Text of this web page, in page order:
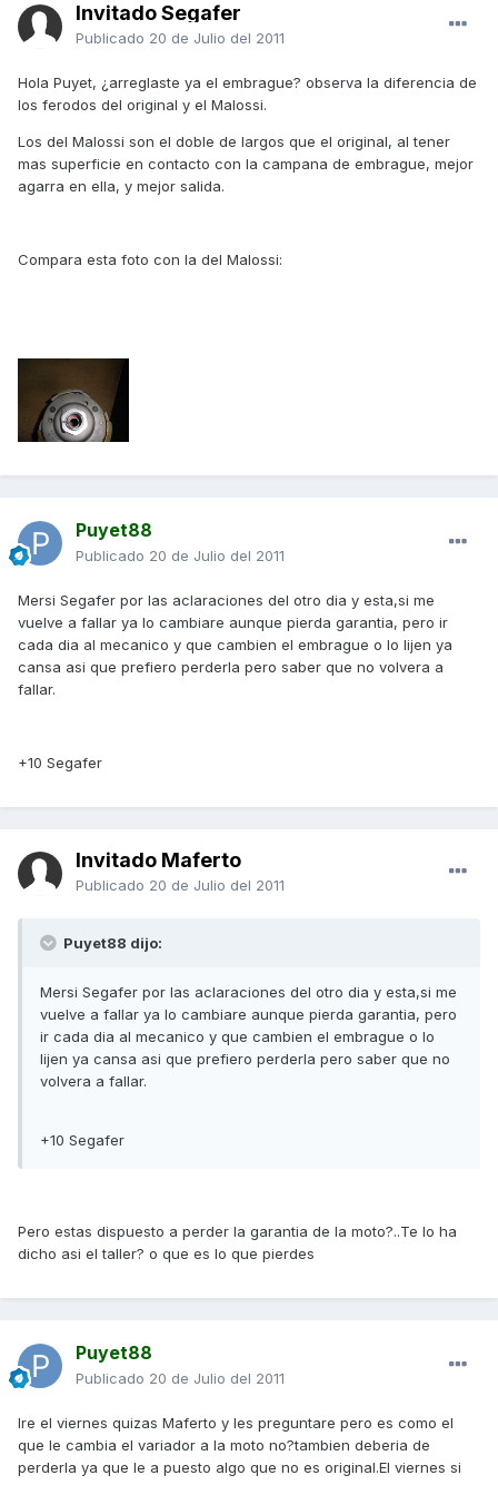
Invitado Segafer
Publicado 20 de Julio del 2011
Hola Puyet, ¿arreglaste ya el embrague? observa la diferencia de
los ferodos del original y el Malossi.
Los del Malossi son el doble de largos que el original, al tener
mas superficie en contacto con la campana de embrague, mejor
agarra en ella, y mejor salida.
Compara esta foto con la del Malossi:
Puyet88
Publicado 20 de Julio del 2011
Mersi Segafer por las aclaraciones del otro dia y esta,si me
vuelve a fallar ya lo cambiare aunque pierda garantia, pero ir
cada dia al mecanico y que cambien el embrague o lo lijen ya
cansa asi que prefiero perderla pero saber que no volvera a
fallar.
+10 Segafer
Invitado Maferto
Publicado 20 de Julio del 2011
Puyet88 dijo:
Mersi Segafer por las aclaraciones del otro dia y esta,si me
vuelve a fallar ya lo cambiare aunque pierda garantia, pero
ir cada dia al mecanico y que cambien el embrague o lo
lijen ya cansa asi que prefiero perderla pero saber que no
volvera a fallar.
+10 Segafer
Pero estas dispuesto a perder la garantia de la moto?..Te lo ha
dicho asi el taller? o que es lo que pierdes
Puyet88
Publicado 20 de Julio del 2011
Ire el viernes quizas Maferto y les preguntare pero es como el
que le cambia el variador a la moto no?tambien deberia de
perderla ya que le a puesto algo que no es original.El viernes si